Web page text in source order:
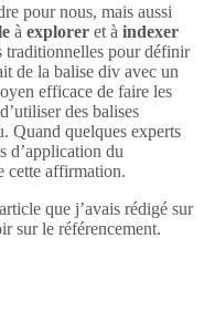
pour nous, mais aussi
à explorer et à indexer
traditionnelles pour définir
de la balise div avec un
efficace de faire les
des balises
Quand quelques experts
d’application du
cette affirmation.
que j’avais rédigé sur
sur le référencement.